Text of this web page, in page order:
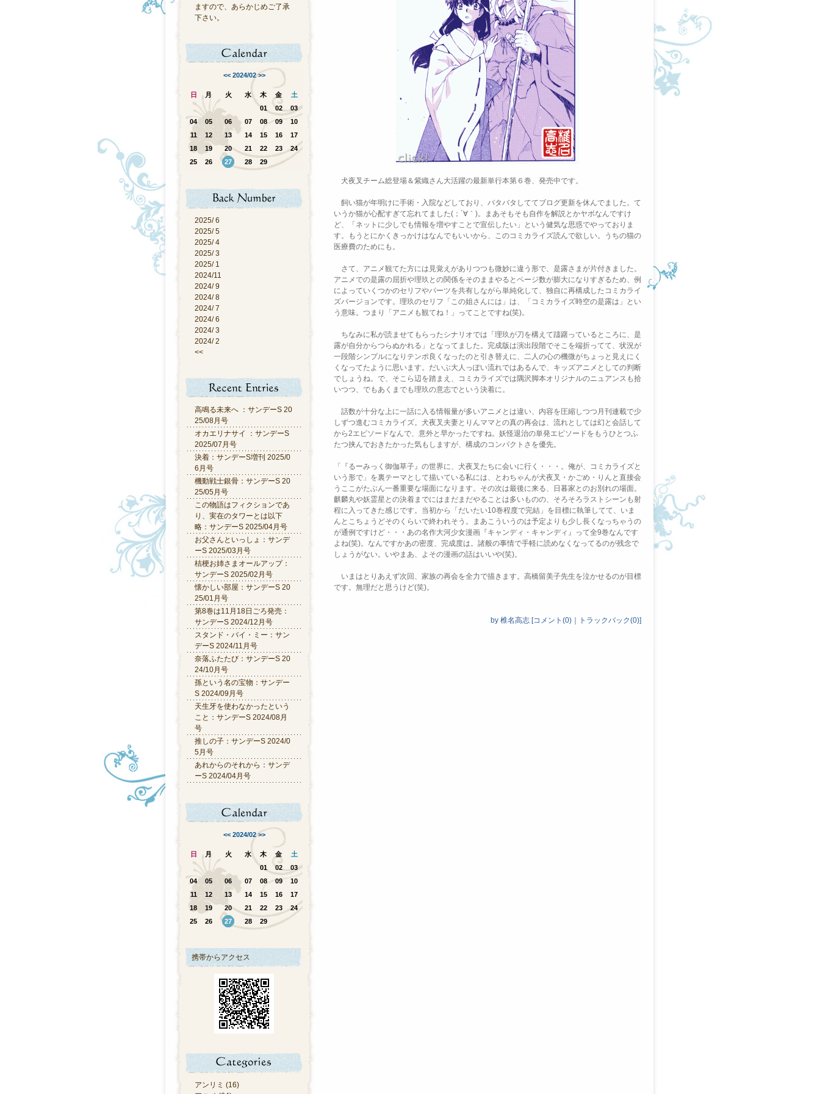
ますので、あらかじめご了承
下さい。
<< 2024/02 >>
日 月 火 水 木 金
土
01
02
03
04
05 06 07 08 09
10
11
12 13 14 15 16
17
18
19 20 21 22 23
24
25
26 27 28 29
2025/ 6
2025/ 5
2025/ 4
2025/ 3
2025/ 1
2024/11
2024/ 9
2024/ 8
2024/ 7
2024/ 6
2024/ 3
2024/ 2
<<
高鳴る未来へ ：サンデーS 20
25/08月号
オカエリナサイ ：サンデーS
2025/07月号
決着：サンデーS増刊 2025/0
6月号
機動戦士銀骨：サンデーS 20
25/05月号
この物語はフィクションであ
り、実在のタワーとは以下
略：サンデーS 2025/04月号
お父さんといっしょ：サンデ
ーS 2025/03月号
桔梗お姉さまオールアップ：
サンデーS 2025/02月号
懐かしい部屋：サンデーS 20
25/01月号
第8巻は11月18日ごろ発売：
サンデーS 2024/12月号
スタンド・バイ・ミー：サン
デーS 2024/11月号
奈落ふたたび：サンデーS 20
24/10月号
孫という名の宝物：サンデー
S 2024/09月号
天生牙を使わなかったという
こと：サンデーS 2024/08月
号
推しの子：サンデーS 2024/0
5月号
あれからのそれから：サンデ
ーS 2024/04月号
<< 2024/02 >>
日 月 火 水 木 金
土
01
02
03
04
05 06 07 08 09
10
11
12 13 14 15 16
17
18
19 20 21 22 23
24
25
26 27 28 29
携帯からアクセス
アンリミ (16)
犬夜叉チーム総登場＆紫織さん大活躍の最新単行本第６巻、 発売中です。
飼い猫が年明けに手術・入院などしており、 バタバタしててブログ更新を休んでました。 て
いうか猫が心配すぎて忘れてました(；´∀｀)。
まあそもそも自作を解説とかヤボなんですけ
ど、「 ネットに少しでも情報を増やすことで宣伝したい」という健気な思惑でやっておりま
す。もうとにかくきっかけはなんでもいいから、 このコミカライズ読んで欲しい。うちの猫の
医療費のためにも。
さて、アニメ観てた方には見覚えがありつつも微妙に違う形で、 是露さまが片付きました。
アニメでの是露の屈折や理玖との関係をそのままやるとページ数が膨大になりすぎるため、例
によっていくつかのセリフやパーツを共有しながら単純化して、 独自に再構成したコミカライ
ズバージョンです。理玖のセリフ「 この姐さんには」は、「コミカライズ時空の是露は」とい
う意味。 つまり「アニメも観てね！」ってことですね(笑)。
ちなみに私が読ませてもらったシナリオでは「 理玖が刀を構えて躊躇っているところに、 是
露が自分からつらぬかれる」となってました。 完成版は演出段階でそこを端折ってて、 状況が
一段階シンプルになりテンポ良くなったのと引き替えに、 二人の心の機微がちょっと見えにく
くなってたように思います。 だいぶ大人っぽい流れではあるんで、 キッズアニメとしての判断
でしょうね。で、そこら辺を踏まえ、コ ミカライズでは隅沢脚本オリジナルのニュアンスも拾
いつつ、 でもあくまでも理玖の意志でという決着に。
話数が十分な上に一話に入る情報量が多いアニメとは違い、 内容を圧縮しつつ月刊連載で少
しずつ進むコミカライズ。 犬夜叉夫妻とりんママとの真の再会は、 流れとしては幻と会話して
から2エピソードなんで、 意外と早かったですね。 妖怪退治の単発エピソードをもうひとつふ
たつ挟んでおきたかった気もしますが、構成のコンパクトさを優先。
「『るーみっく御伽草子』の世界に、犬夜叉たちに会いに行く・・・。俺が、コミカライズと
いう形で」 を裏テーマとして描いている私には、とわちゃんが犬夜叉・ かごめ・りんと直接会
うここがたぶん一番重要な場面になります。 その次は最後に来る、日暮家とのお別れの場面。
麒麟丸や妖霊星との決着までにはまだまだやることは多いものの、 そろそろラストシーンも射
程に入ってきた感じです。当初から「 だいたい10巻程度で完結」を目標に執筆してて、 いま
んとこちょうどそのくらいで終われそう。
まあこういうのは予定よりも少し長くなっちゃうの
が通例ですけど ・・・あの名作大河少女漫画『キャンディ・キャンディ』
って全9巻なんです
よね(笑)。なんですかあの密度、完成度は。 諸般の事情で手軽に読めなくなってるのが残念で
しょうがない。 いやまあ、よその漫画の話はいいや(笑)。
いまはとりあえず次回、家族の再会を全力で描きます。 高橋留美子先生を泣かせるのが目標
です。無理だと思うけど(笑)。
by 椎名高志 [コメント(0) トラックバック(0)]